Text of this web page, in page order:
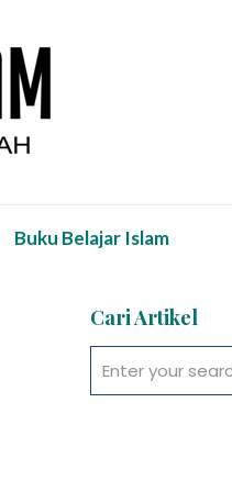
Buku Belajar Islam
Cari Artikel